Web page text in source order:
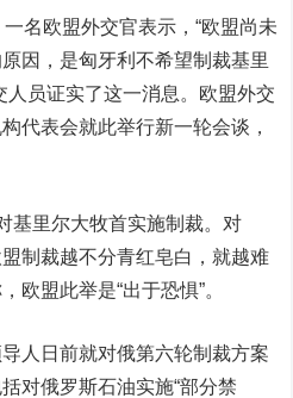
欧盟外交官表示，“欧盟尚未
因，是匈牙利不希望制裁基里
人员证实了这一消息。欧盟外交
代表会就此举行新一轮会谈，
里尔大牧首实施制裁。对
制裁越不分青红皂白，就越难
欧盟此举是“出于恐惧”。
日前就对俄第六轮制裁方案
对俄罗斯石油实施“部分禁